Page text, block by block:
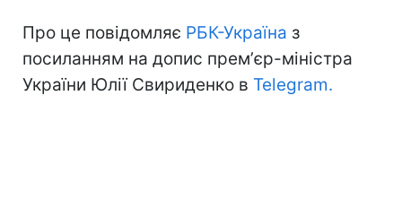
Про це повідомляє РБК-Україна з
посиланням на допис премʼєр-міністра
України Юлії Свириденко в Telegram.